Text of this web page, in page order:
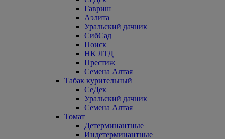
Гавриш
Аэлита
Уральский дачник
СибСад
Поиск
НК ЛТД
Престиж
Семена Алтая
Табак курительный
СеДек
Уральский дачник
Семена Алтая
Томат
Детерминантные
Индетерминантные